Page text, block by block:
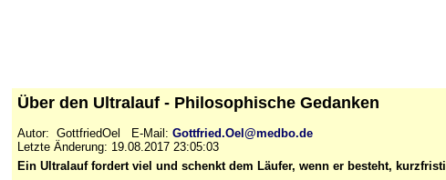
Über den Ultralauf - Philosophische Gedanken
Autor: GottfriedOel E-Mail: Gottfried.Oel@medbo.de
Letzte Änderung: 19.08.2017 23:05:03
Ein Ultralauf fordert viel und schenkt dem Läufer, wenn er besteht,